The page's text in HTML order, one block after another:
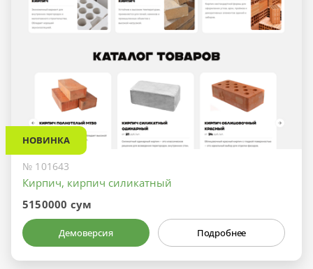
НОВИНКА
№ 101643
Кирпич, кирпич силикатный
5150000 сум
Демоверсия Подробнее